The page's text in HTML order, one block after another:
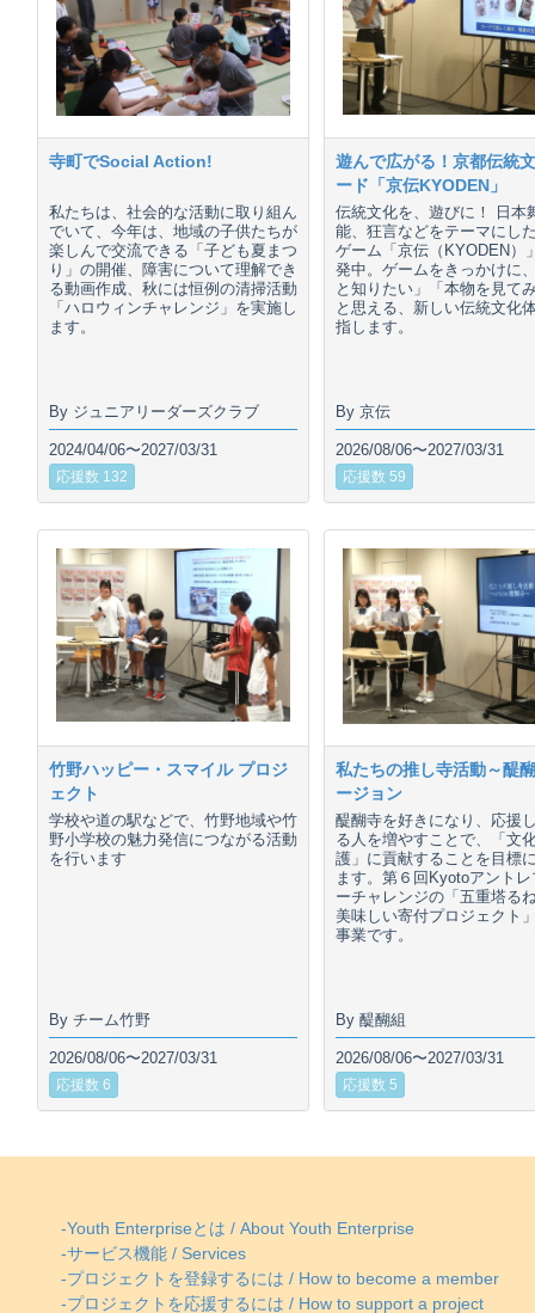
寺町でSocial Action!
私たちは、社会的な活動に取り組ん
でいて、今年は、地域の子供たちが
楽しんで交流できる「子ども夏まつ
り」の開催、障害について理解でき
る動画作成、秋には恒例の清掃活動
「ハロウィンチャレンジ」を実施し
ます。
By ジュニアリーダーズクラブ
2024/04/06〜2027/03/31
応援数 132
遊んで広がる！京都伝統
ード「京伝KYODEN」
伝統文化を、遊びに！ 日本
能、狂言などをテーマにし
ゲーム「京伝（KYODEN）
発中。ゲームをきっかけに
と知りたい」「本物を見て
と思える、新しい伝統文化
指します。
By 京伝
2026/08/06〜2027/03/31
応援数 59
竹野ハッピー・スマイル プロジ
ェクト
学校や道の駅などで、竹野地域や竹
野小学校の魅力発信につながる活動
を行います
By チーム竹野
2026/08/06〜2027/03/31
応援数 6
私たちの推し寺活動～醍
ージョン
醍醐寺を好きになり、応援
る人を増やすことで、「文
護」に貢献することを目標
ます。第６回Kyotoアント
ーチャレンジの「五重塔る
美味しい寄付プロジェクト
事業です。
By 醍醐組
2026/08/06〜2027/03/31
応援数 5
-Youth Enterpriseとは / About Youth Enterprise
-サービス機能 / Services
-プロジェクトを登録するには / How to become a member
-プロジェクトを応援するには / How to support a project